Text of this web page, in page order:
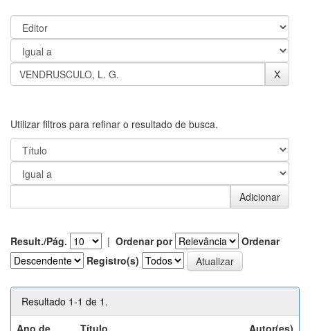
Utilizar filtros para refinar o resultado de busca.
Result./Pág. | Ordenar por
Ordenar
Registro(s)
Resultado 1-1 de 1.
Ano de
Título Autor(es)